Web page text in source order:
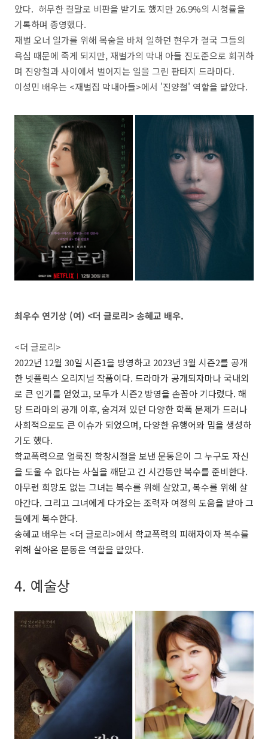
았다. 허무한 결말로 비판을 받기도 했지만 26.9%의 시청률을
기록하며 종영했다.
재벌 오너 일가를 위해 목숨을 바쳐 일하던 현우가 결국 그들의
욕심 때문에 죽게 되지만, 재벌가의 막내 아들 진도준으로 회귀하
며 진양철과 사이에서 벌어지는 일을 그린 판타지 드라마다.
이성민 배우는 <재벌집 막내아들>에서 '진양철' 역할을 맡았다.
최우수 연기상 (여) <더 글로리> 송혜교 배우.
<더 글로리>
2022년 12월 30일 시즌1을 방영하고 2023년 3월 시즌2를 공개
한 넷플릭스 오리지널 작품이다. 드라마가 공개되자마나 국내외
로 큰 인기를 얻었고, 모두가 시즌2 방영을 손꼽아 기다렸다. 해
당 드라마의 공개 이후, 숨겨져 있던 다양한 학폭 문제가 드러나
사회적으로도 큰 이슈가 되었으며, 다양한 유행어와 밈을 생성하
기도 했다.
학교폭력으로 얼룩진 학창시절을 보낸 문동은이 그 누구도 자신
을 도울 수 없다는 사실을 깨닫고 긴 시간동안 복수를 준비한다.
아무런 희망도 없는 그녀는 복수를 위해 살았고, 복수를 위해 살
아간다. 그리고 그녀에게 다가오는 조력자 여정의 도움을 받아 그
들에게 복수한다.
송혜교 배우는 <더 글로리>에서 학교폭력의 피해자이자 복수를
위해 살아온 문동은 역할을 맡았다.
4. 예술상